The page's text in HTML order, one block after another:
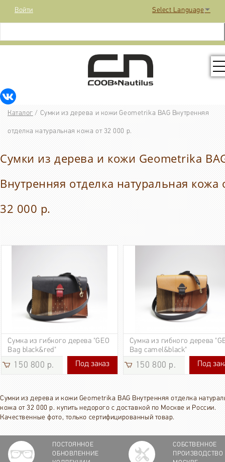
Select Language ▼
РАСПРОДАЖА
КОНТАКТЫ
МЕДИА
Войти
Каталог / Сумки из дерева и кожи Geometrika BAG Внутренняя
отделка натуральная кожа от 32 000 р.
Сумки из дерева и кожи Geometrika
Внутренняя отделка натуральная кожа
32 000 р.
Сумка из гибкого дерева "GEO
Bag black&red"
150 800 р. 150 800 р.
Под заказ
Сумка из гибкого дерева
Bag camel&black"
150 800 р. 150 800
Под
Сумки из дерева и кожи Geometrika BAG Внутренняя отделка
кожа от 32 000 р. купить недорого с доставкой по Москве и России.
Качественные фото, только сертифицированный товар.
ПОСТОЯННОЕ
ОБНОВЛЕННИЕ
СОБСТВЕННОЕ
ПРОИЗВОДСТВО